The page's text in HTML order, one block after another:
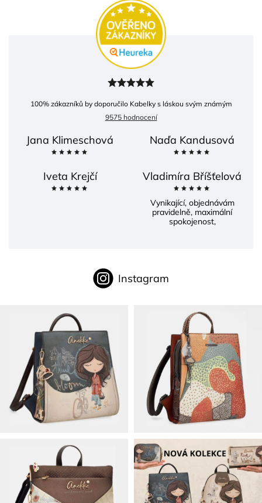
100% zákazníků by doporučilo Kabelky s láskou svým známým
9575 hodnocení
Jana Klimeschová Naďa Kandusová
Iveta Krejčí Vladimíra Bříšťelová
Vynikající, objednávám
pravidelně, maximální
spokojenost,
Instagram